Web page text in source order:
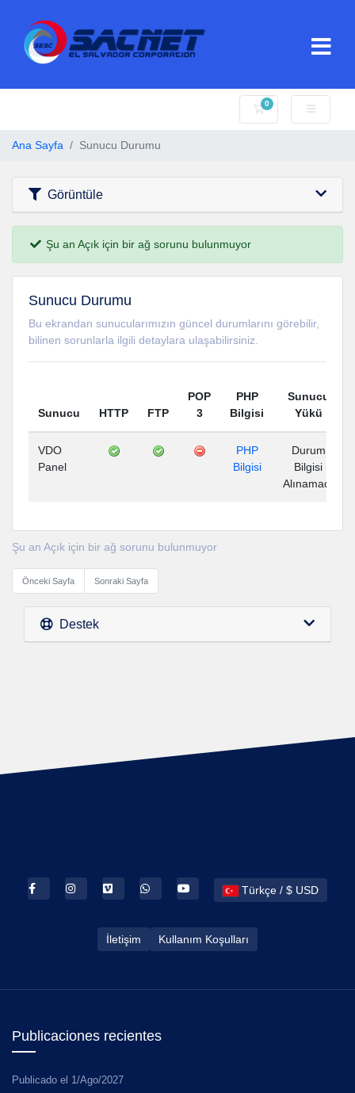
0
Sepet
Ana Sayfa Sunucu Durumu
Görüntüle
Şu an Açık için bir ağ sorunu bulunmuyor
Sunucu Durumu
Bu ekrandan sunucularımızın güncel durumlarını görebilir,
bilinen sorunlarla ilgili detaylara ulaşabilirsiniz.
Sunucu HTTP FTP
POP
3
PHP
Bilgisi
Sunucu
Yükü
VDO
Panel
PHP
Bilgisi
Durum
Bilgisi
Alınamadı
Şu an Açık için bir ağ sorunu bulunmuyor
Önceki Sayfa Sonraki Sayfa
Destek
Türkçe / $ USD
İletişim Kullanım Koşulları
Publicaciones recientes
Publicado el 1/Ago/2027